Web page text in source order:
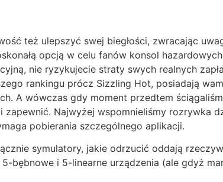
też ulepszyć swej biegłości, zwracając
opcją w celu fanów konsol
nie ryzykujecie straty swych realnych
rankingu prócz Sizzling Hot, posiadają
A wówczas gdy moment przedtem
Najwyżej wspomnieliśmy rozrywka
pobierania szczególnego aplikacji.
symulatory, jakie odrzucić oddają
bębnowe i 5-linearne urządzenia (ale gdyż